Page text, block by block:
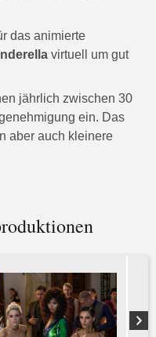
das animierte
virtuell um gut
jährlich zwischen 30
ein. Das
aber auch kleinere